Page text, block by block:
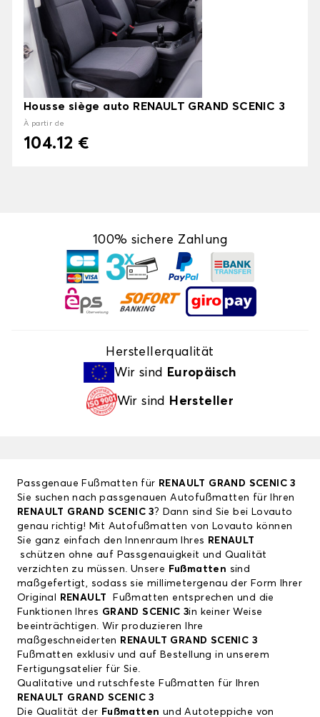
Housse siège auto RENAULT GRAND SCENIC 3
À partir de
104.12 €
100% sichere Zahlung
Herstellerqualität
Wir sind
Europäisch
Wir sind Hersteller
Passgenaue Fußmatten für RENAULT GRAND SCENIC 3
Sie suchen nach passgenauen Autofußmatten für Ihren
RENAULT GRAND SCENIC 3 ? Dann sind Sie bei Lovauto
genau richtig! Mit Autofußmatten von Lovauto können
Sie ganz einfach den Innenraum Ihres RENAULT
schützen ohne auf Passgenauigkeit und Qualität
verzichten zu müssen. Unsere Fußmatten sind
maßgefertigt, sodass sie millimetergenau der Form Ihrer
Original
RENAULT
Fußmatten entsprechen und die
Funktionen Ihres GRAND SCENIC 3in keiner Weise
beeinträchtigen. Wir produzieren Ihre
maßgeschneiderten RENAULT GRAND SCENIC 3
Fußmatten exklusiv und auf Bestellung in unserem
Fertigungsatelier für Sie.
Qualitative und rutschfeste Fußmatten für Ihren
RENAULT GRAND SCENIC 3
Die Qualität der Fußmatten und Autoteppiche von